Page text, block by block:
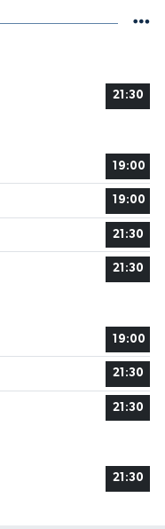
21:30
19:00
19:00
21:30
21:30
19:00
21:30
21:30
21:30